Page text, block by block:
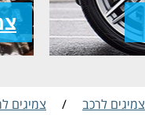
צמיגים לרכב /
צמיגים